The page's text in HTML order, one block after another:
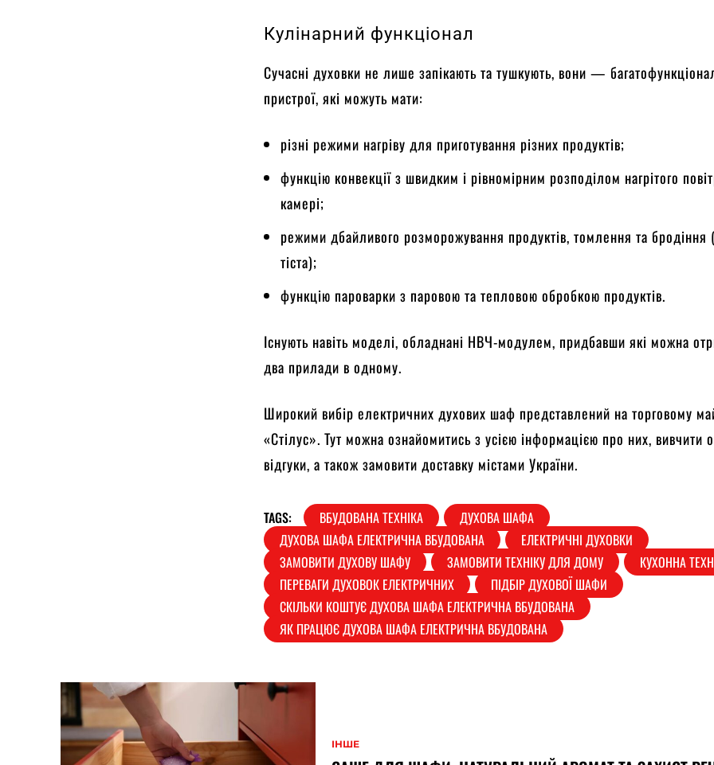
Кулінарний функціонал
Сучасні духовки не лише запікають та тушкують, вони —
пристрої, які можуть мати:
різні режими нагріву для приготування різних продуктів;
функцію конвекції з швидким і рівномірним розподілом нагрітого
камері;
режими дбайливого розморожування продуктів, томлення та бродіння
тіста);
функцію пароварки з паровою та тепловою обробкою продуктів.
Існують навіть моделі, обладнані НВЧ-модулем, придбавши які можна
два прилади в одному.
Широкий вибір електричних духових шаф представлений на торговому
«Стілус». Тут можна ознайомитись з усією інформацією про них, вивчити
відгуки, а також замовити доставку містами України.
TAGS: ВБУДОВАНА ТЕХНІКА
ДУХОВА ШАФА
ДУХОВА ШАФА ЕЛЕКТРИЧНА ВБУДОВАНА
ЕЛЕКТРИЧНІ ДУХОВКИ
ЗАМОВИТИ ДУХОВУ ШАФУ
ЗАМОВИТИ ТЕХНІКУ ДЛЯ ДОМУ
КУХОННА
ПЕРЕВАГИ ДУХОВОК ЕЛЕКТРИЧНИХ
ПІДБІР ДУХОВОЇ ШАФИ
СКІЛЬКИ КОШТУЄ ДУХОВА ШАФА ЕЛЕКТРИЧНА ВБУДОВАНА
ЯК ПРАЦЮЄ ДУХОВА ШАФА ЕЛЕКТРИЧНА ВБУДОВАНА
ІНШЕ